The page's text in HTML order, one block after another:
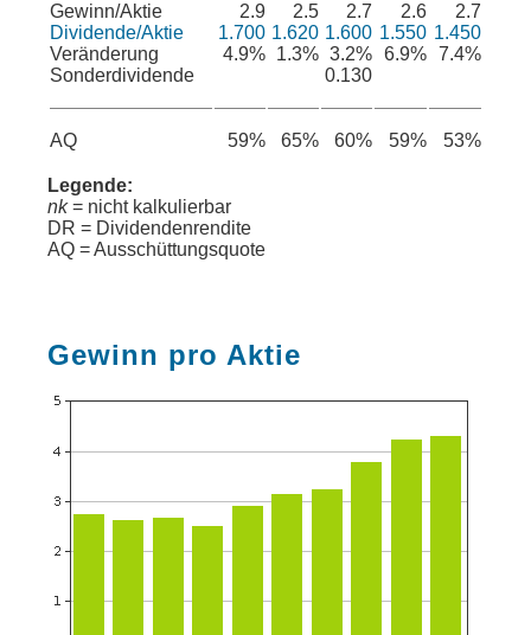
Gewinn/Aktie
Dividende/Aktie
Veränderung
Sonderdividende
AQ
2.9
1.700
4.9%
59%
2.5
1.620
1.3%
65%
2.7
1.600
3.2%
0.130
60%
2.6
1.550
6.9%
59%
2.7
1.450
7.4%
53%
Legende:
nk= nicht kalkulierbar
DR = Dividendenrendite
AQ = Ausschüttungsquote
Gewinn pro Aktie